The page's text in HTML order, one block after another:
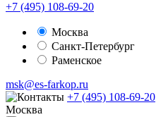
+7 (495) 108-69-20
Москва
Санкт-Петербург
Раменское
msk@es-farkop.ru
+7 (495) 108-69-20
Москва